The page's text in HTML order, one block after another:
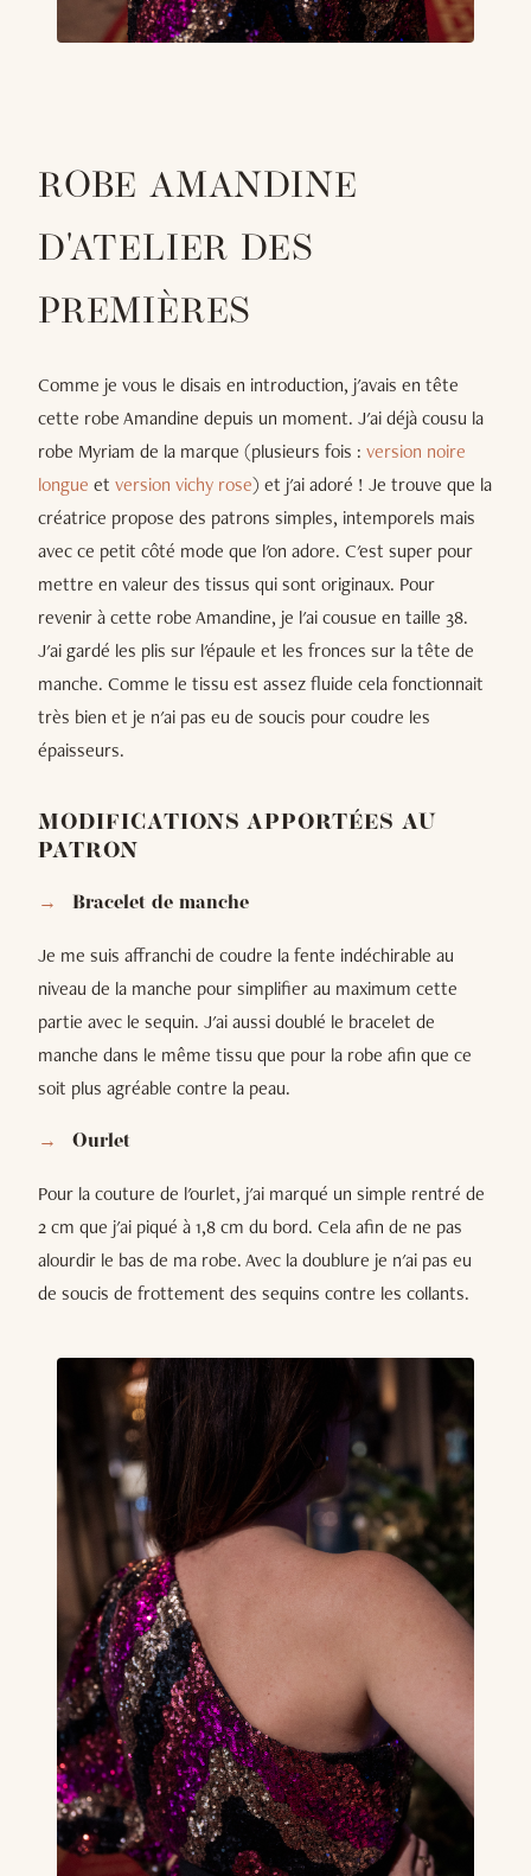
ROBE AMANDINE
D'ATELIER DES
PREMIÈRES
Comme je vous le disais en introduction, j'avais en tête
cette robe Amandine depuis un moment. J'ai déjà cousu la
robe Myriam de la marque (plusieurs fois : version noire
longue et version vichy rose) et j'ai adoré ! Je trouve que la
créatrice propose des patrons simples, intemporels mais
avec ce petit côté mode que l'on adore. C'est super pour
mettre en valeur des tissus qui sont originaux. Pour
revenir à cette robe Amandine, je l'ai cousue en taille 38.
J'ai gardé les plis sur l'épaule et les fronces sur la tête de
manche. Comme le tissu est assez fluide cela fonctionnait
très bien et je n'ai pas eu de soucis pour coudre les
épaisseurs.
MODIFICATIONS APPORTÉES AU
PATRON
Bracelet de manche
Je me suis affranchi de coudre la fente indéchirable au
niveau de la manche pour simplifier au maximum cette
partie avec le sequin. J'ai aussi doublé le bracelet de
manche dans le même tissu que pour la robe afin que ce
soit plus agréable contre la peau.
Ourlet
Pour la couture de l'ourlet, j'ai marqué un simple rentré de
2 cm que j'ai piqué à 1,8 cm du bord. Cela afin de ne pas
alourdir le bas de ma robe. Avec la doublure je n'ai pas eu
de soucis de frottement des sequins contre les collants.